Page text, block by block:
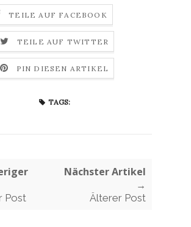
TEILE AUF FACEBOOK
TEILE AUF TWITTER
PIN DIESEN ARTIKEL
TAGS:
Post
Nächster Artikel
→
Älterer Post